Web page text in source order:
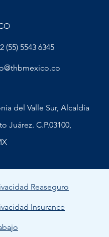
(55) 5543 6345
del Valle Sur, Alcaldía
Juárez. C.P.03100,
Reaseguro
Insurance